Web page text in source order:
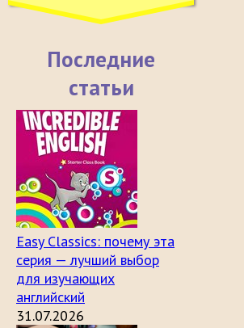
Последние
статьи
Easy Classics: почему эта
серия — лучший выбор
для изучающих
английский
31.07.2026